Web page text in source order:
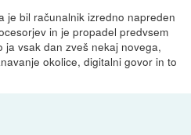
je bil računalnik izredno napreden
in je propadel predvsem
vsak dan zveš nekaj novega,
okolice, digitalni govor in to